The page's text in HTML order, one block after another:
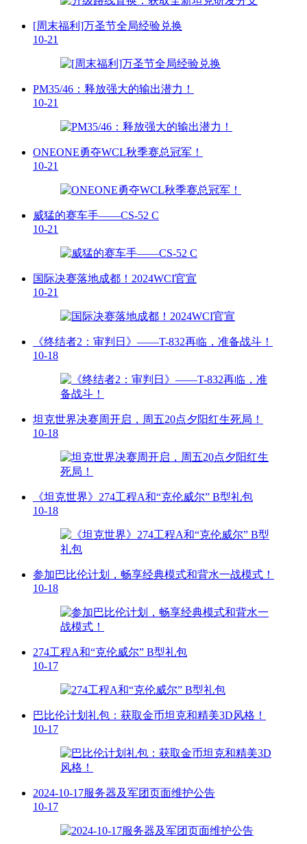
[周末福利]万圣节全局经验兑换
10-21
PM35/46：释放强大的输出潜力！
10-21
ONEONE勇夺WCL秋季赛总冠军！
10-21
威猛的赛车手——CS-52 C
10-21
国际决赛落地成都！2024WCI官宣
10-21
《终结者2：审判日》——T-832再临，准备战斗！
10-18
坦克世界决赛周开启，周五20点夕阳红生死局！
10-18
《坦克世界》274工程A和“克伦威尔” B型礼包
10-18
参加巴比伦计划，畅享经典模式和背水一战模式！
10-18
274工程A和“克伦威尔” B型礼包
10-17
巴比伦计划礼包：获取金币坦克和精美3D风格！
10-17
2024-10-17服务器及军团页面维护公告
10-17